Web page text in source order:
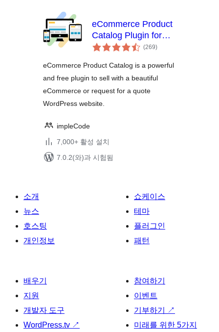
eCommerce Product
Catalog Plugin for
WordPress
(269전
체)
eCommerce Product Catalog is a powerful
and free plugin to sell with a beautiful
eCommerce or request for a quote
WordPress website.
impleCode
7,000+ 활성 설치
7.0.2(와)과 시험됨
소개
뉴스
호스팅
개인정보
쇼케이스
테마
플러그인
패턴
배우기
지원
개발자 도구
WordPress.tv ↗
참여하기
이벤트
기부하기
↗
미래를 위한 5가지